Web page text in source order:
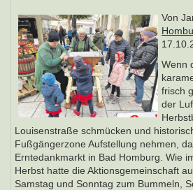
Von
Wenn
frisch
der
Louisenstraße schmücken und
Fußgängerzone Aufstellung nehmen,
Erntedankmarkt in Bad Homburg. Wie
Herbst hatte die Aktionsgemeinschaft
Samstag und Sonntag zum Bummeln,